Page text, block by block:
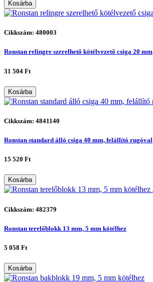
Kosárba
Cikkszám: 480003
Ronstan relingre szerelhető kötélvezető csiga 20 mm
31 504 Ft
Kosárba
Cikkszám: 4841140
Ronstan standard álló csiga 40 mm, felállító rugóval
15 520 Ft
Kosárba
Cikkszám: 482379
Ronstan terelőblokk 13 mm, 5 mm kötélhez
5 058 Ft
Kosárba